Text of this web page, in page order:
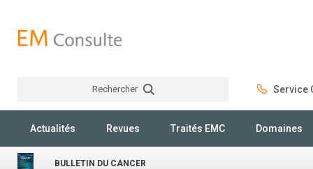
Rechercher Service
Actualités Revues Traités EMC Domaines
BULLETIN DU CANCER